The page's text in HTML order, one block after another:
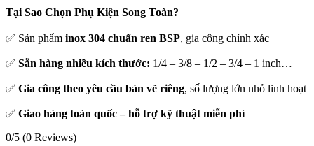
Tại Sao Chọn Phụ Kiện Song Toàn?
✅ Sản phẩm inox 304 chuẩn ren BSP, gia công chính xác
✅ Sẵn hàng nhiều kích thước: 1/4 – 3/8 – 1/2 – 3/4 – 1 inch…
✅ Gia công theo yêu cầu bản vẽ riêng, số lượng lớn nhỏ linh hoạt
✅ Giao hàng toàn quốc – hỗ trợ kỹ thuật miễn phí
0/5 (0 Reviews)